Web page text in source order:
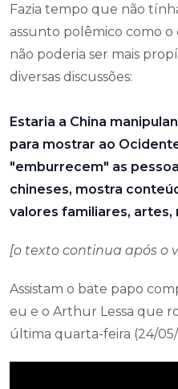
Fazia tempo que não
assunto polêmico como o
não poderia ser mais
diversas discussões:
Estaria a China
para mostrar ao
"emburrecem" as
chineses, mostra
valores familiares, artes,
[o texto continua após o
Assistam o bate papo
eu e o Arthur Lessa que
última quarta-feira (24/